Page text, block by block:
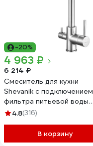
-20%
4 963 ₽
6 214 ₽
Смеситель для кухни
Shevanik с подключением
фильтра питьевой воды
S328
4.8(316)
В корзину